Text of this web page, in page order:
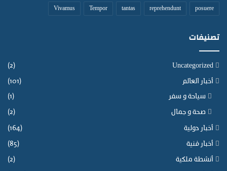
posuere
reprehendunt
tantas
Tempor
Vivamus
تصنيفات
Uncategorized
(2)
أخبار العالم (101)
سياحة و سفر (1)
صحة و جمال (2)
أخبار دولية (164)
أخبار فنية (85)
أنشطة ملكية (2)